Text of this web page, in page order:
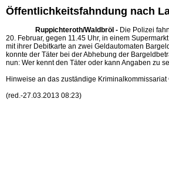
Öffentlichkeitsfahndung nach
Ruppichteroth/Waldbröl - Die Polizei
20. Februar, gegen 11.45 Uhr, in einem
mit ihrer Debitkarte an zwei Geldautomaten
konnte der Täter bei der Abhebung der
nun: Wer kennt den Täter oder kann Angaben zu
Hinweise an das zuständige
(red.-27.03.2013 08:23)